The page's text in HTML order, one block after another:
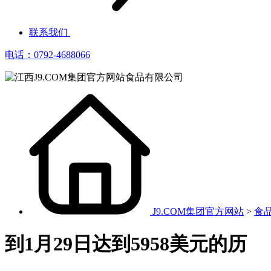
联系我们
电话：0792-4688066
J9.COM集团官方网站 > 食
到1月29日达到5958美元的历